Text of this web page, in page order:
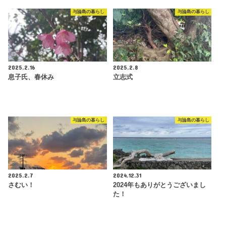
与論島の暮らし
2025.2.16
息子氏、春休み
与論島の暮らし
2025.2.8
立志式
与論島の暮らし
2025.2.7
さむい！
与論島の暮らし
2024.12.31
2024年もありがとうございまし
た！